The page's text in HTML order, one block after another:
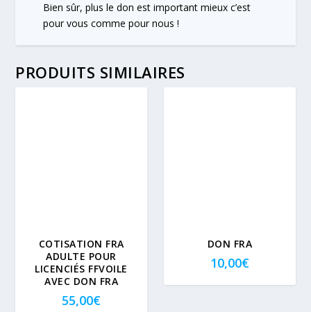
Bien sûr, plus le don est important mieux c’est
pour vous comme pour nous !
PRODUITS SIMILAIRES
COTISATION FRA
ADULTE POUR
LICENCIÉS FFVOILE
AVEC DON FRA
55,00€
DON FRA
10,00€